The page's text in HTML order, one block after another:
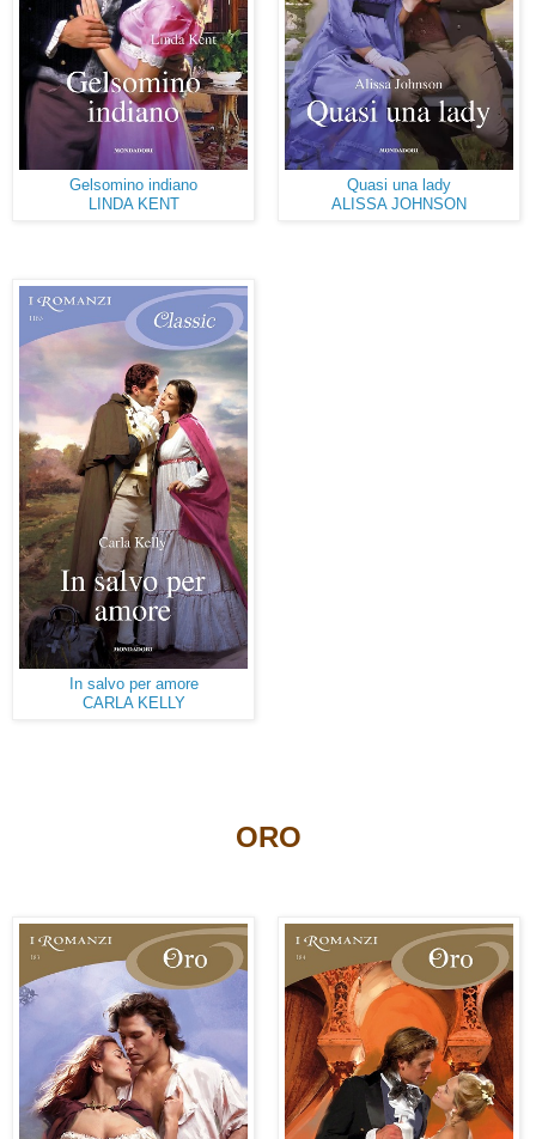
Gelsomino indiano
LINDA KENT
Quasi una lady
ALISSA JOHNSON
In salvo per amore
CARLA KELLY
ORO